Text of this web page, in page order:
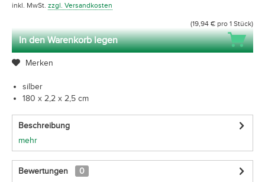
inkl. MwSt. zzgl. Versandkosten
(19,94 € pro 1 Stück)
In den Warenkorb legen
Merken
silber
180 x 2,2 x 2,5 cm
Beschreibung
mehr
Bewertungen
0